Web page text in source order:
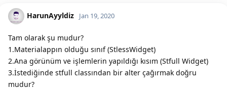
HarunAyyldiz Jan 19, 2020
Tam olarak şu mudur?
1.Materialappın olduğu sınıf (StlessWidget)
2.Ana görünüm ve işlemlerin yapıldığı kısım (Stfull Widget)
3.İstediğinde stfull classından bir alter çağırmak doğru
mudur?